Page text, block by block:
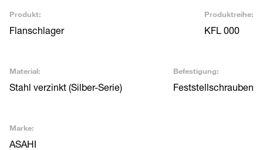
Produkt:
Flanschlager
Produktreihe:
KFL 000
Material:
Stahl verzinkt (Silber-Serie)
Befestigung:
Feststellschrauben
Marke:
ASAHI